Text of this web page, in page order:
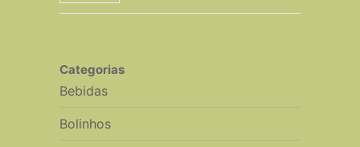
Categorias
Bebidas
Bolinhos